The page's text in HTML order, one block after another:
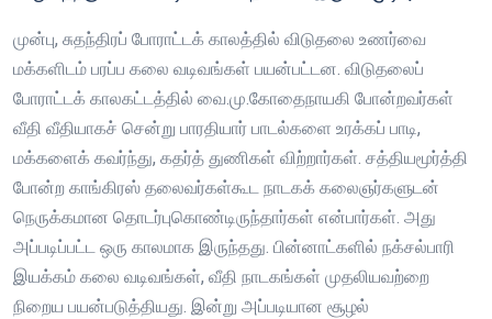
முன்பு, சுதந்திரப் போராட்டக் காலத்தில் விடுதலை உணர்வை
மக்களிடம் பரப்ப கலை வடிவங்கள் பயன்பட்டன. விடுதலைப்
போராட்டக் காலகட்டத்தில் வை.மு.கோதைநாயகி போன்றவர்கள்
வீதி வீதியாகச் சென்று பாரதியார் பாடல்களை உரக்கப் பாடி,
மக்களைக் கவர்ந்து, கதர்த் துணிகள் விற்றார்கள். சத்தியமூர்த்தி
போன்ற காங்கிரஸ் தலைவர்கள்கூட நாடகக் கலைஞர்களுடன்
நெருக்கமான தொடர்புகொண்டிருந்தார்கள் என்பார்கள். அது
அப்படிப்பட்ட ஒரு காலமாக இருந்தது. பின்னாட்களில் நக்சல்பாரி
இயக்கம் கலை வடிவங்கள், வீதி நாடகங்கள் முதலியவற்றை
நிறைய பயன்படுத்தியது. இன்று அப்படியான சூழல்